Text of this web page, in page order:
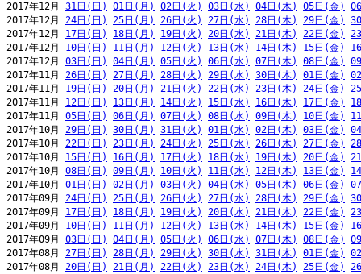
2017年12月 31日(日) 01日(月) 02日(火) 03日(水) 04日(木) 05日(金)
2017年12月 24日(日) 25日(月) 26日(火) 27日(水) 28日(木) 29日(金)
2017年12月 17日(日) 18日(月) 19日(火) 20日(水) 21日(木) 22日(金)
2017年12月 10日(日) 11日(月) 12日(火) 13日(水) 14日(木) 15日(金)
2017年12月 03日(日) 04日(月) 05日(火) 06日(水) 07日(木) 08日(金)
2017年11月 26日(日) 27日(月) 28日(火) 29日(水) 30日(木) 01日(金)
2017年11月 19日(日) 20日(月) 21日(火) 22日(水) 23日(木) 24日(金)
2017年11月 12日(日) 13日(月) 14日(火) 15日(水) 16日(木) 17日(金)
2017年11月 05日(日) 06日(月) 07日(火) 08日(水) 09日(木) 10日(金)
2017年10月 29日(日) 30日(月) 31日(火) 01日(水) 02日(木) 03日(金)
2017年10月 22日(日) 23日(月) 24日(火) 25日(水) 26日(木) 27日(金)
2017年10月 15日(日) 16日(月) 17日(火) 18日(水) 19日(木) 20日(金)
2017年10月 08日(日) 09日(月) 10日(火) 11日(水) 12日(木) 13日(金)
2017年10月 01日(日) 02日(月) 03日(火) 04日(水) 05日(木) 06日(金)
2017年09月 24日(日) 25日(月) 26日(火) 27日(水) 28日(木) 29日(金)
2017年09月 17日(日) 18日(月) 19日(火) 20日(水) 21日(木) 22日(金)
2017年09月 10日(日) 11日(月) 12日(火) 13日(水) 14日(木) 15日(金)
2017年09月 03日(日) 04日(月) 05日(火) 06日(水) 07日(木) 08日(金)
2017年08月 27日(日) 28日(月) 29日(火) 30日(水) 31日(木) 01日(金)
2017年08月 20日(日) 21日(月) 22日(火) 23日(水) 24日(木) 25日(金)